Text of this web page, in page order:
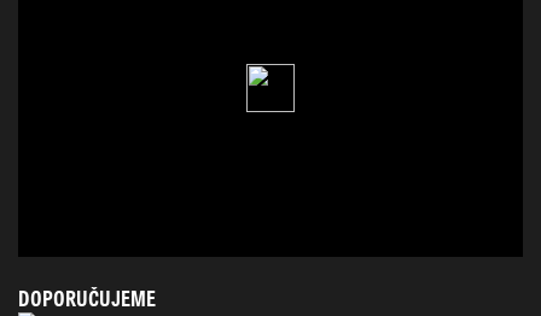
DOPORUČUJEME